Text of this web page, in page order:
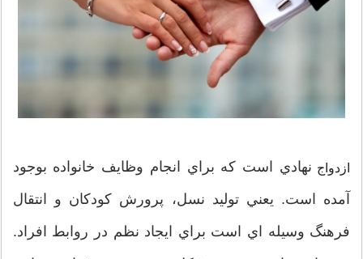
ازدواج نهادي است كه براي انجام وظايف خانواده بوجود
آمده است. يعني توليد نسل، پرورش كودكان و انتقال
فرهنگ وسيله اي است براي ايجاد نظم در روابط افراد.